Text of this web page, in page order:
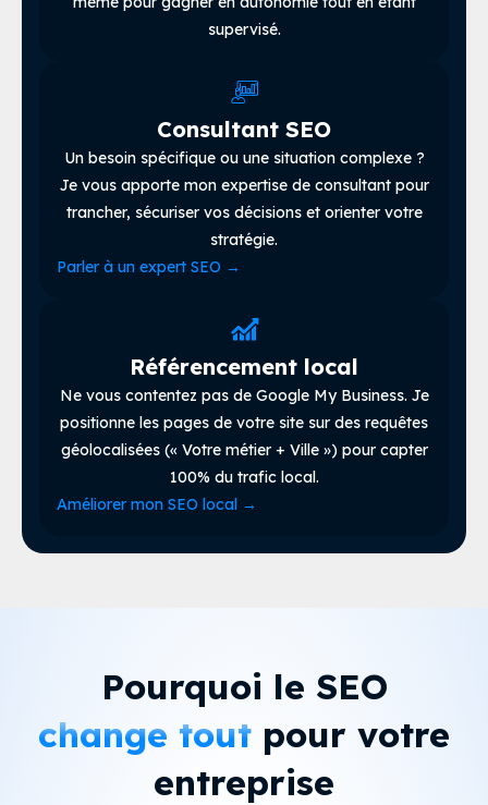
supervisé.
Consultant SEO
Un besoin spécifique ou une situation complexe ?
Je vous apporte mon expertise de consultant pour
trancher, sécuriser vos décisions et orienter votre
stratégie.
Parler à un expert SEO →
Référencement local
Ne vous contentez pas de Google My Business. Je
positionne les pages de votre site sur des requêtes
géolocalisées (« Votre métier + Ville ») pour capter
100% du trafic local.
Améliorer mon SEO local →
Pourquoi le SEO
change tout pour votre
entreprise